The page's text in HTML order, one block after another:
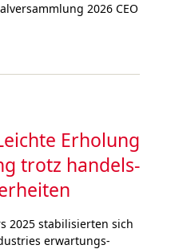
2026 CEO
Erholung
trotz han­dels­
2025 sta­bi­li­sier­ten sich
erwar­tungs­